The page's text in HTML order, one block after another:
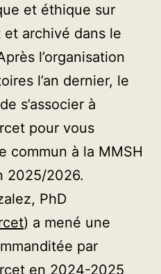
et éthique sur
et archivé dans le
l’organisation
l’an dernier, le
s’associer à
pour vous
commun à la MMSH
2025/2026.
PhD
) a mené une
par
en 2024-2025